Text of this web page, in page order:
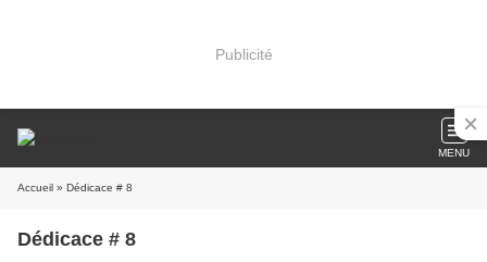
Publicité
MENU
Accueil » Dédicace # 8
Dédicace # 8